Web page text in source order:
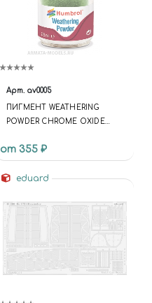
Арт. av0005
ПИГМЕНТ WEATHERING
POWDER CHROME OXIDE
от 355 ₽
eduard